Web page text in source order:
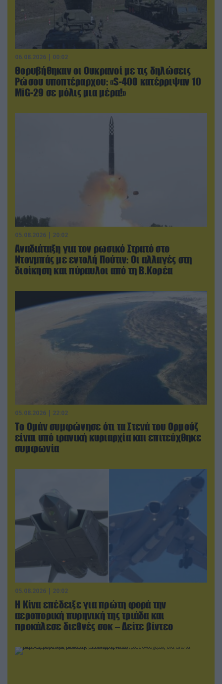
06.08.2026 | 00:02
Θορυβήθηκαν οι Ουκρανοί με τις δηλώσεις
Ρώσου υποπτέραρχου: «S-400 κατέρριψαν 10
MiG-29 σε μόλις μια μέρα!»
05.08.2026 | 20:02
Αναδιάταξη για τον ρωσικό Στρατό στο
Ντονμπάς με εντολή Πούτιν: Οι αλλαγές στη
διοίκηση και πύραυλοι από τη Β.Κορέα
05.08.2026 | 22:02
Το Ομάν συμφώνησε ότι τα Στενά του Ορμούζ
είναι υπό ιρανική κυριαρχία και επιτεύχθηκε
συμφωνία
05.08.2026 | 20:02
Η Κίνα επέδειξε για πρώτη φορά την
αεροπορική πυρηνική της τριάδα και
προκάλεσε διεθνές σοκ – Δείτε βίντεο